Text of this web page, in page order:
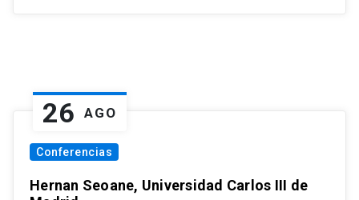
26 AGO
Conferencias
Hernan Seoane, Universidad Carlos III de